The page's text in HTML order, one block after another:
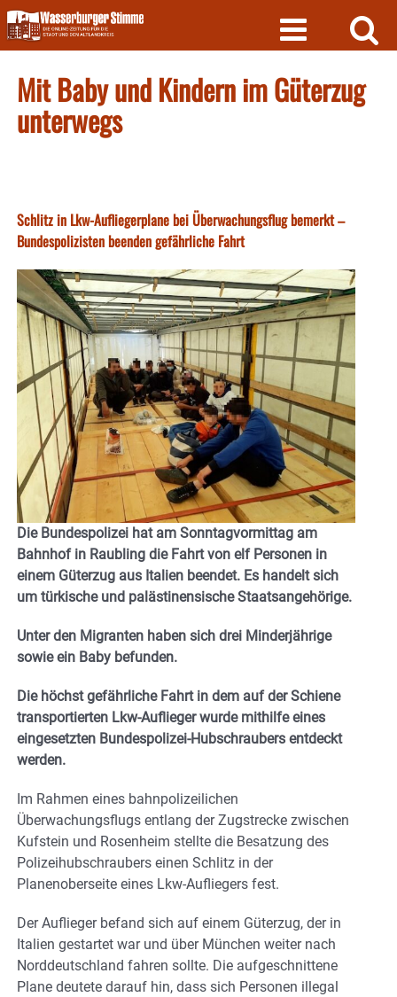
Skip
to
content
Mit Baby und Kindern im Güterzug
unterwegs
Schlitz in Lkw-Aufliegerplane bei Überwachungsflug bemerkt –
Bundespolizisten beenden gefährliche Fahrt
Die Bundespolizei hat am Sonntagvormittag am
Bahnhof in Raubling die Fahrt von elf Personen in
einem Güterzug aus Italien beendet. Es handelt sich
um türkische und palästinensische Staatsangehörige.
Unter den Migranten haben sich drei Minderjährige
sowie ein Baby befunden.
Die höchst gefährliche Fahrt in dem auf der Schiene
transportierten Lkw-Auflieger wurde mithilfe eines
eingesetzten Bundespolizei-Hubschraubers entdeckt
werden.
Im Rahmen eines bahnpolizeilichen
Überwachungsflugs entlang der Zugstrecke zwischen
Kufstein und Rosenheim stellte die Besatzung des
Polizeihubschraubers einen Schlitz in der
Planenoberseite eines Lkw-Aufliegers fest.
Der Auflieger befand sich auf einem Güterzug, der in
Italien gestartet war und über München weiter nach
Norddeutschland fahren sollte. Die aufgeschnittene
Plane deutete darauf hin, dass sich Personen illegal